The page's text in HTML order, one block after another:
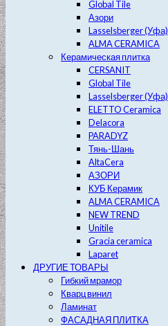
Global Tile
Азори
Lasselsberger (Уфа)
ALMA CERAMICA
Керамическая плитка
CERSANIT
Global Tile
Lasselsberger (Уфа)
ELETTO Ceramica
Delacora
PARADYZ
Тянь-Шань
AltaCera
АЗОРИ
КУБ Керамик
ALMA CERAMICA
NEW TREND
Unitile
Gracia ceramica
Laparet
ДРУГИЕ ТОВАРЫ
Гибкий мрамор
Кварц винил
Ламинат
ФАСАДНАЯ ПЛИТКА